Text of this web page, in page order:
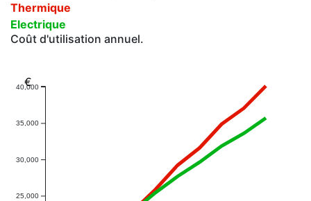
Thermique
Electrique
Coût d'utilisation annuel.
25,000
30,000
35,000
40,000
€